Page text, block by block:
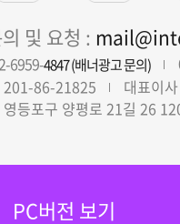
및 요청 :
6959-4847 (배너광고 문의)
201-86-21825
대표이
영등포구 양평로 21길 26
PC버전 보기